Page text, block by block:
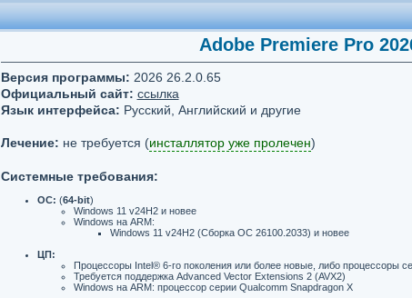
Adobe Premiere Pro
Версия программы: 2026 26.2.0.65
Официальный сайт: ссылка
Язык интерфейса: Русский, Английский и другие
Лечение: не требуется (инсталлятор уже пролечен)
Системные требования:
ОС: (64-bit)
Windows 11 v24H2 и новее
Windows на ARM:
Windows 11 v24H2 (Сборка ОС 26100.2033) и новее
ЦП:
Процессоры Intel® 6-го поколения или более новые, либо процессоры
Требуется поддержка Advanced Vector Extensions 2 (AVX2)
Windows на ARM: процессор серии Qualcomm Snapdragon X